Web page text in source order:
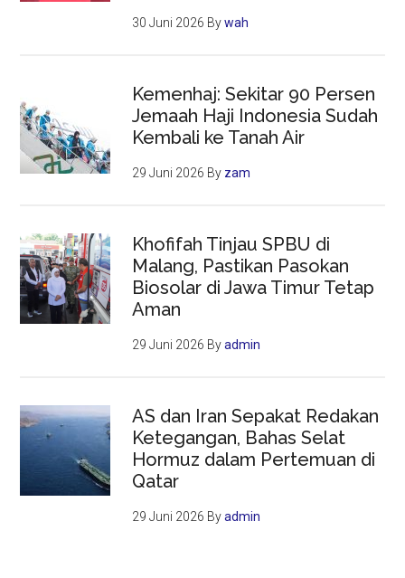
30 Juni 2026 Bywah
Kemenhaj: Sekitar 90 Persen
Jemaah Haji Indonesia Sudah
Kembali ke Tanah Air
29 Juni 2026 By zam
Khofifah Tinjau SPBU di
Malang, Pastikan Pasokan
Biosolar di Jawa Timur Tetap
Aman
29 Juni 2026 Byadmin
AS dan Iran Sepakat Redakan
Ketegangan, Bahas Selat
Hormuz dalam Pertemuan di
Qatar
29 Juni 2026 Byadmin